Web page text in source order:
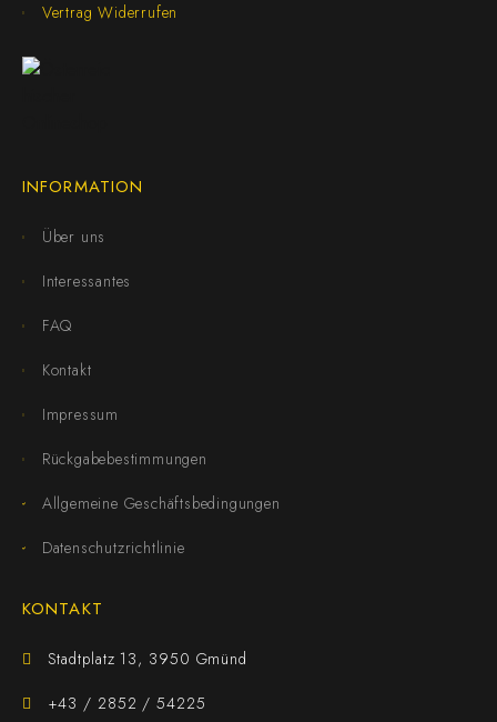
Vertrag Widerrufen
INFORMATION
Über uns
Interessantes
FAQ
Kontakt
Impressum
Rückgabebestimmungen
Allgemeine Geschäftsbedingungen
Datenschutzrichtlinie
KONTAKT
Stadtplatz 13, 3950 Gmünd
+43 / 2852 / 54225